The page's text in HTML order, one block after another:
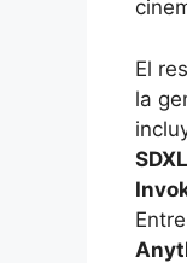
El
la
SDXL